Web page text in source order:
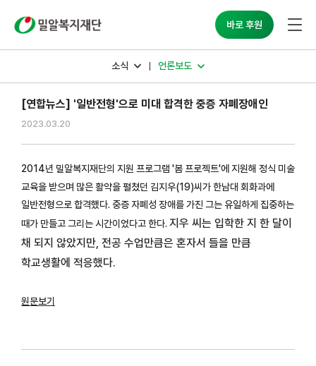
바로 후원
소식 언론보도
[연합뉴스] '일반전형'으로 미대 합격한 중증 자폐장애인
2023.03.20
2014년 밀알복지재단의 지원 프로그램 '봄 프로젝트'에 지원해 정식 미술
교육을 받으며 많은 활약을 펼쳤던 김지우(19)씨가 한남대 회화과에
일반전형으로 합격했다. 중증 자폐성 장애를 가진 그는 유일하게 집중하는
때가 만들고 그리는 시간이었다고 한다. 지우 씨는 입학한 지 한 달이
채 되지 않았지만, 전공 수업만큼은 혼자서 들을 만큼
학교생활에 적응했다.
원문보기